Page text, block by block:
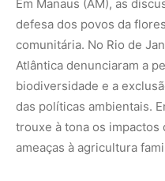
de Mato Grossoreuniu
relataram o avanço do
Por fim, em Brasília (DF),
bioma Cerrado,
na regulação climática